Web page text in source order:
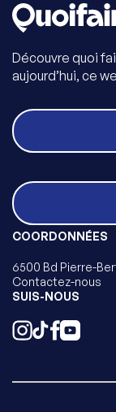
Découvre quoi
aujourd’hui, ce
COORDONNÉES
6500 Bd Pierre-
Contactez-nous
SUIS-NOUS